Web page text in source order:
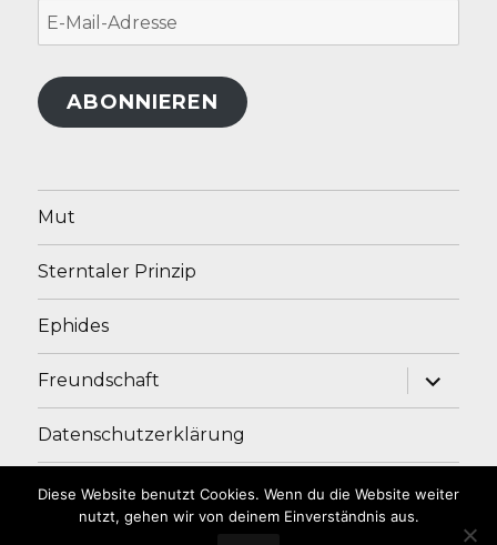
E-
Mail-
Adresse
ABONNIEREN
Mut
Sterntaler Prinzip
Ephides
Freundschaft
Datenschutzerklärung
Impressum
Diese Website benutzt Cookies. Wenn du die Website weiter
nutzt, gehen wir von deinem Einverständnis aus.